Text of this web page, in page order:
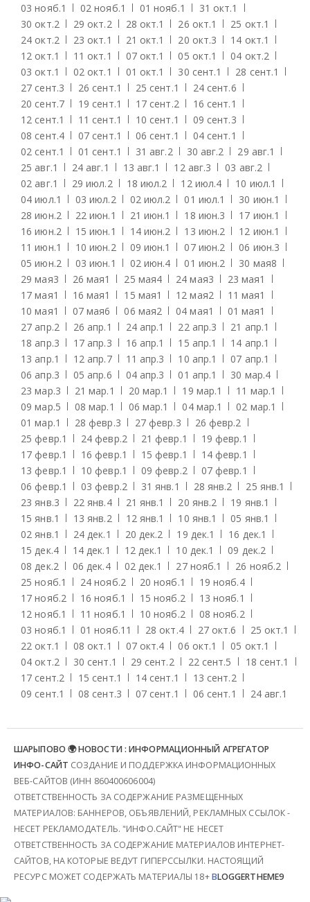
03 нояб.1 02 нояб.1 01 нояб.1 31 окт.1
30 окт.2 29 окт.2 28 окт.1 26 окт.1 25 окт.1
24 окт.2 23 окт.1 21 окт.1 20 окт.3 14 окт.1
12 окт.1 11 окт.1 07 окт.1 05 окт.1 04 окт.2
03 окт.1 02 окт.1 01 окт.1 30 сент.1 28 сент.1
27 сент.3 26 сент.1 25 сент.1 24 сент.6
20 сент.7 19 сент.1 17 сент.2 16 сент.1
12 сент.1 11 сент.1 10 сент.1 09 сент.3
08 сент.4 07 сент.1 06 сент.1 04 сент.1
02 сент.1 01 сент.1 31 авг.2 30 авг.2 29 авг.1
25 авг.1 24 авг.1 13 авг.1 12 авг.3 03 авг.2
02 авг.1 29 июл.2 18 июл.2 12 июл.4 10 июл.1
04 июл.1 03 июл.2 02 июл.2 01 июл.1 30 июн.1
28 июн.2 22 июн.1 21 июн.1 18 июн.3 17 июн.1
16 июн.2 15 июн.1 14 июн.2 13 июн.2 12 июн.1
11 июн.1 10 июн.2 09 июн.1 07 июн.2 06 июн.3
05 июн.2 03 июн.1 02 июн.4 01 июн.2 30 мая8
29 мая3 26 мая1 25 мая4 24 мая3 23 мая1
17 мая1 16 мая1 15 мая1 12 мая2 11 мая1
10 мая1 07 мая6 06 мая2 04 мая1 01 мая1
27 апр.2 26 апр.1 24 апр.1 22 апр.3 21 апр.1
18 апр.3 17 апр.3 16 апр.1 15 апр.1 14 апр.1
13 апр.1 12 апр.7 11 апр.3 10 апр.1 07 апр.1
06 апр.3 05 апр.6 04 апр.3 01 апр.1 30 мар.4
23 мар.3 21 мар.1 20 мар.1 19 мар.1 11 мар.1
09 мар.5 08 мар.1 06 мар.1 04 мар.1 02 мар.1
01 мар.1 28 февр.3 27 февр.3 26 февр.2
25 февр.1 24 февр.2 21 февр.1 19 февр.1
17 февр.1 16 февр.1 15 февр.1 14 февр.1
13 февр.1 10 февр.1 09 февр.2 07 февр.1
06 февр.1 03 февр.2 31 янв.1 28 янв.2 25 янв.1
23 янв.3 22 янв.4 21 янв.1 20 янв.2 19 янв.1
15 янв.1 13 янв.2 12 янв.1 10 янв.1 05 янв.1
02 янв.1 24 дек.1 20 дек.2 19 дек.1 16 дек.1
15 дек.4 14 дек.1 12 дек.1 10 дек.1 09 дек.2
08 дек.2 06 дек.4 02 дек.1 27 нояб.1 26 нояб.2
25 нояб.1 24 нояб.2 20 нояб.1 19 нояб.4
17 нояб.2 16 нояб.1 15 нояб.2 13 нояб.1
12 нояб.1 11 нояб.1 10 нояб.2 08 нояб.2
03 нояб.1 01 нояб.11 28 окт.4 27 окт.6 25 окт.1
22 окт.1 08 окт.1 07 окт.4 06 окт.1 05 окт.1
04 окт.2 30 сент.1 29 сент.2 22 сент.5 18 сент.1
17 сент.2 15 сент.1 14 сент.1 13 сент.2
09 сент.1 08 сент.3 07 сент.1 06 сент.1 24 авг.1
ШАРЫПОВО 🌍 НОВОСТИ : ИНФОРМАЦИОННЫЙ АГРЕГАТОР
ИНФО-САЙТ СОЗДАНИЕ И ПОДДЕРЖКА ИНФОРМАЦИОННЫХ
ВЕБ-САЙТОВ (ИНН 860400606004)
ОТВЕТСТВЕННОСТЬ ЗА СОДЕРЖАНИЕ РАЗМЕЩЕННЫХ
МАТЕРИАЛОВ: БАННЕРОВ, ОБЪЯВЛЕНИЙ, РЕКЛАМНЫХ ССЫЛОК -
НЕСЕТ РЕКЛАМОДАТЕЛЬ. "ИНФО.САЙТ" НЕ НЕСЕТ
ОТВЕТСТВЕННОСТЬ ЗА СОДЕРЖАНИЕ МАТЕРИАЛОВ ИНТЕРНЕТ-
САЙТОВ, НА КОТОРЫЕ ВЕДУТ ГИПЕРССЫЛКИ. НАСТОЯЩИЙ
РЕСУРС МОЖЕТ СОДЕРЖАТЬ МАТЕРИАЛЫ 18+BLOGGERTHEME9